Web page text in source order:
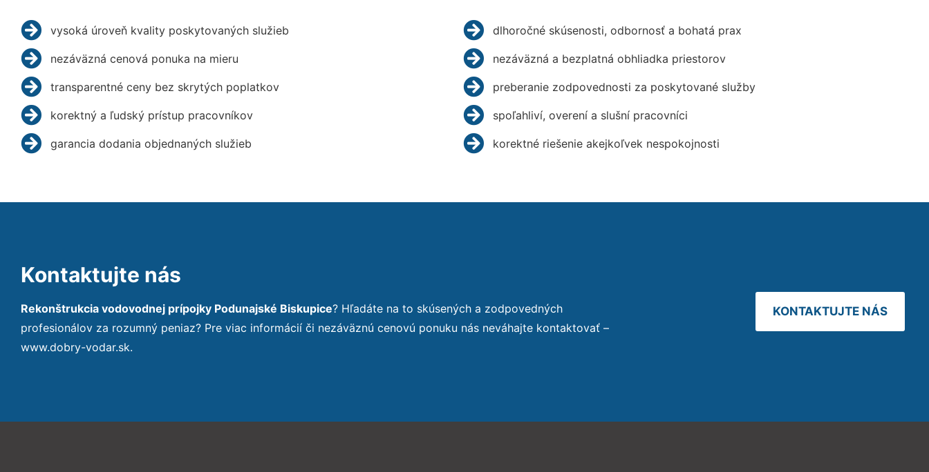
vysoká úroveň kvality poskytovaných služieb
nezáväzná cenová ponuka na mieru
transparentné ceny bez skrytých poplatkov
korektný a ľudský prístup pracovníkov
garancia dodania objednaných služieb
dlhoročné skúsenosti, odbornosť a bohatá prax
nezáväzná a bezplatná obhliadka priestorov
preberanie zodpovednosti za poskytované služby
spoľahliví, overení a slušní pracovníci
korektné riešenie akejkoľvek nespokojnosti
Kontaktujte nás
Rekonštrukcia vodovodnej prípojky Podunajské Biskupice? Hľadáte na to skúsených a zodpovedných
profesionálov za rozumný peniaz? Pre viac informácií či nezáväznú cenovú ponuku nás neváhajte kontaktovať –
www.dobry-vodar.sk.
KONTAKTUJTE NÁS